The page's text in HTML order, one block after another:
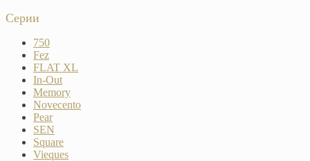
Серии
750
Fez
FLAT XL
In-Out
Memory
Novecento
Pear
SEN
Square
Vieques